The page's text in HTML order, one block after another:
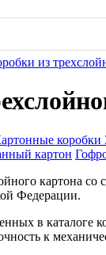
из
коробки
картон
картона
Федерации.
в каталоге
к